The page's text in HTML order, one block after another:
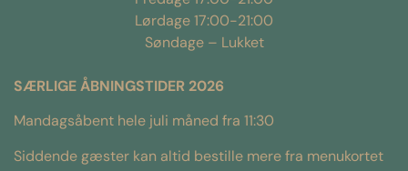
Lørdage 17:00-21:00
Søndage – Lukket
SÆRLIGE ÅBNINGSTIDER 2026
Mandagsåbent hele juli måned fra 11:30
Siddende gæster kan altid bestille mere fra menukortet